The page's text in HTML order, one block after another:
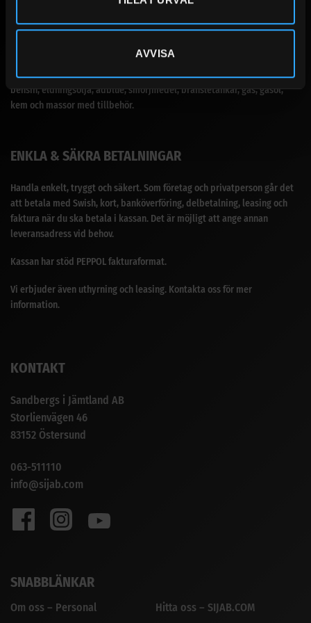
AVVISA
SANDBERGS I JÄMTLAND AB
Vårt breda sortiment för dig som prioriterar produkter med bra kvalité.
Med över 30 års erfarenhet i branschen med försäljning av diesel,
bensin, eldningsolja, adblue, smörjmedel, bränsletankar, gas, gasol,
kem och massor med tillbehör.
ENKLA & SÄKRA BETALNINGAR
Handla enkelt, tryggt och säkert. Som företag och privatperson går det
att betala med Swish, kort, banköverföring, delbetalning, leasing och
faktura när du ska betala i kassan. Det är möjligt att ange annan
leveransadress vid behov.
Kassan har stöd PEPPOL fakturaformat.
Vi erbjuder även uthyrning och leasing. Kontakta oss för mer
information.
KONTAKT
Sandbergs i Jämtland AB
Storlienvägen 46
83152 Östersund
063-511110
info@sijab.com
SNABBLÄNKAR
Om oss – Personal Hitta oss – SIJAB.COM